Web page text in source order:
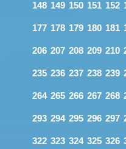
148 149 150 151 152
177 178 179 180 181
206 207 208 209 210
235 236 237 238 239
264 265 266 267 268
293 294 295 296 297
322 323 324 325 326